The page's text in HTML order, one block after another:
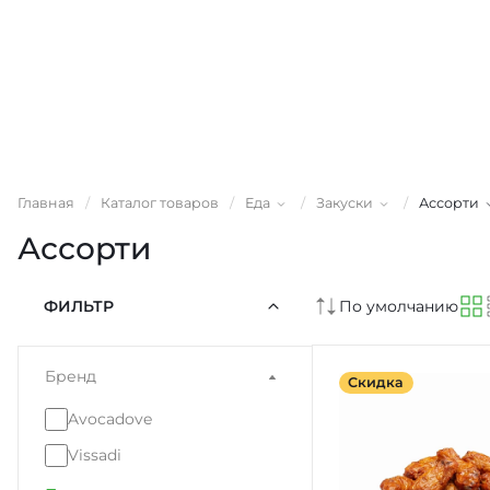
Главная / Каталог товаров / Еда / Закуски / Ассорти
Ассорти
ФИЛЬТР
Бренд
Avocadove
Vissadi
По умолчанию
Скидка